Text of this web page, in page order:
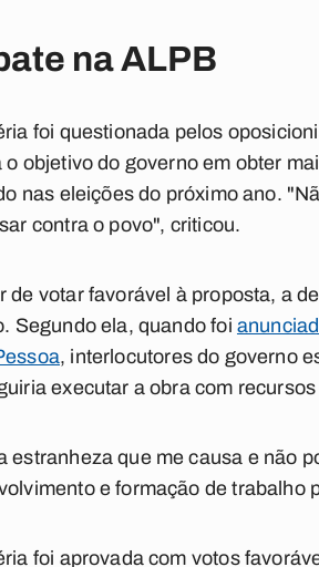
na ALPB
foi questionada pelos
o objetivo do governo em obter
nas eleições do próximo ano.
contra o povo", criticou.
de votar favorável à proposta, a
Segundo ela, quando foi
, interlocutores do governo
executar a obra com
estranheza que me causa e não
e formação de trabalho
foi aprovada com votos